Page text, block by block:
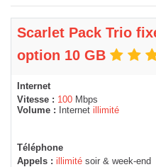
Scarlet Pack Trio
option 10 GB
Internet
Vitesse : 100 Mbps
Volume :
Internet illimité
Téléphone
Appels : illimité soir & week-end